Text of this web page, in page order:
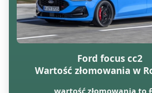
Ford focus cc2
Wartość złomowania w